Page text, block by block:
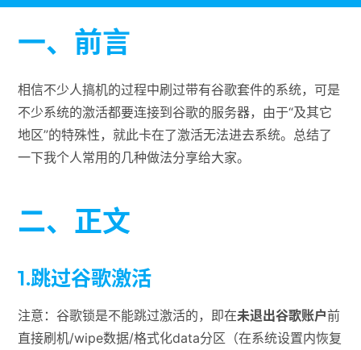
一、前言
相信不少人搞机的过程中刷过带有谷歌套件的系统，可是
不少系统的激活都要连接到谷歌的服务器，由于“及其它
地区”的特殊性，就此卡在了激活无法进去系统。总结了
一下我个人常用的几种做法分享给大家。
二、正文
1.跳过谷歌激活
注意：谷歌锁是不能跳过激活的，即在未退出谷歌账户前
直接刷机/wipe数据/格式化data分区（在系统设置内恢复